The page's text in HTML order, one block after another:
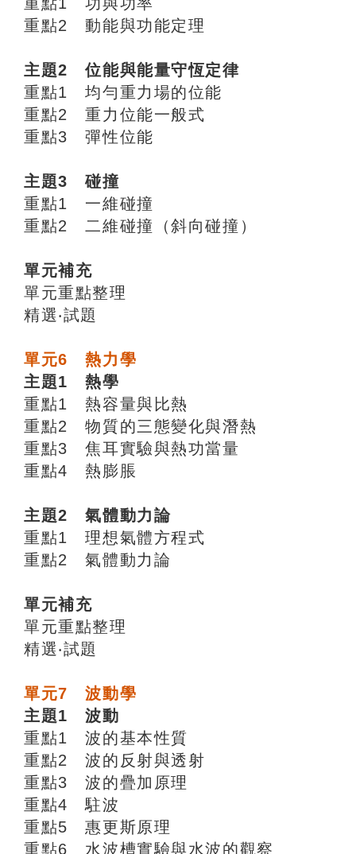
重點2 動能與功能定理
主題2 位能與能量守恆定律
重點1 均勻重力場的位能
重點2 重力位能一般式
重點3 彈性位能
主題3 碰撞
重點1 一維碰撞
重點2 二維碰撞（斜向碰撞）
單元補充
單元重點整理
精選‧試題
單元6 熱力學
主題1 熱學
重點1 熱容量與比熱
重點2 物質的三態變化與潛熱
重點3 焦耳實驗與熱功當量
重點4 熱膨脹
主題2 氣體動力論
重點1 理想氣體方程式
重點2 氣體動力論
單元補充
單元重點整理
精選‧試題
單元7 波動學
主題1 波動
重點1 波的基本性質
重點2 波的反射與透射
重點3 波的疊加原理
重點4 駐波
重點5 惠更斯原理
重點6 水波槽實驗與水波的觀察